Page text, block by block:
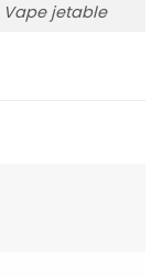
Vape jetable